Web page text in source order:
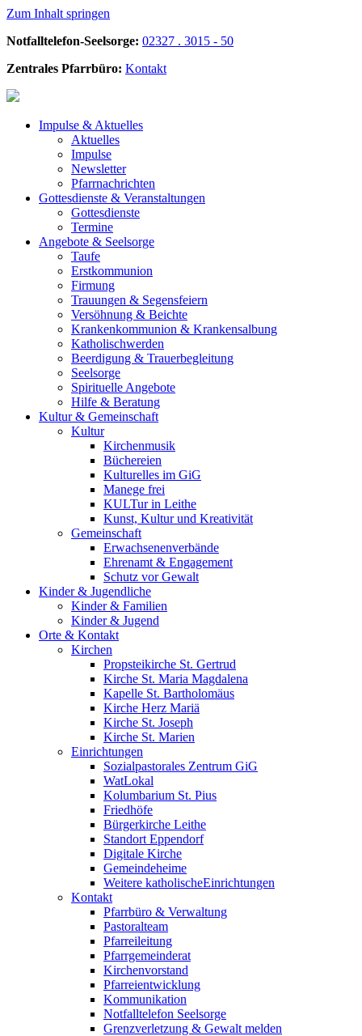
Zum Inhalt springen
Notfalltelefon-Seelsorge: 02327 . 3015 - 50
Zentrales Pfarrbüro: Kontakt
Impulse & Aktuelles
Aktuelles
Impulse
Newsletter
Pfarrnachrichten
Gottesdienste & Veranstaltungen
Gottesdienste
Termine
Angebote & Seelsorge
Taufe
Erstkommunion
Firmung
Trauungen & Segensfeiern
Versöhnung & Beichte
Krankenkommunion & Krankensalbung
Katholischwerden
Beerdigung & Trauerbegleitung
Seelsorge
Spirituelle Angebote
Hilfe & Beratung
Kultur & Gemeinschaft
Kultur
Kirchenmusik
Büchereien
Kulturelles im GiG
Manege frei
KULTur in Leithe
Kunst, Kultur und Kreativität
Gemeinschaft
Erwachsenenverbände
Ehrenamt & Engagement
Schutz vor Gewalt
Kinder & Jugendliche
Kinder & Familien
Kinder & Jugend
Orte & Kontakt
Kirchen
Propsteikirche St. Gertrud
Kirche St. Maria Magdalena
Kapelle St. Bartholomäus
Kirche Herz Mariä
Kirche St. Joseph
Kirche St. Marien
Einrichtungen
Sozialpastorales Zentrum GiG
WatLokal
Kolumbarium St. Pius
Friedhöfe
Bürgerkirche Leithe
Standort Eppendorf
Digitale Kirche
Gemeindeheime
Weitere katholische­­Einrichtungen
Kontakt
Pfarrbüro & Verwaltung
Pastoralteam
Pfarreileitung
Pfarrgemeinderat
Kirchenvorstand
Pfarreientwicklung
Kommunikation
Notfalltelefon Seelsorge
Grenzverletzung & Gewalt melden